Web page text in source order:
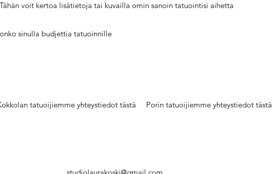
voit kertoa lisätietoja tai kuvailla omin sanoin tatuointisi aihetta
sinulla budjettia tatuoinnille
tatuoijiemme yhteystiedot tästä Porin tatuoijiemme yhteystiedot tästä